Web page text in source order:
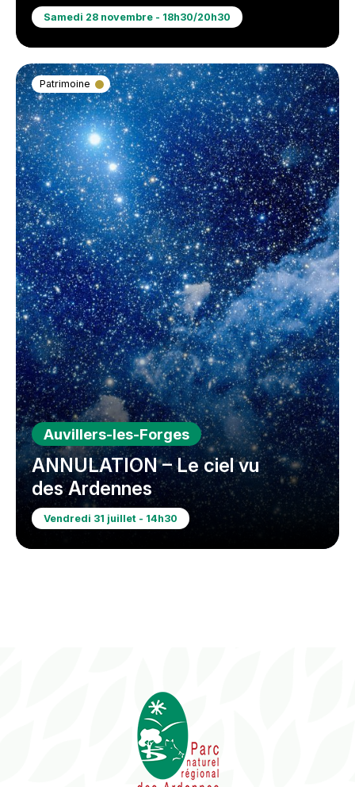
Samedi 28 novembre - 18h30/20h30
Patrimoine
Auvillers-les-Forges
ANNULATION – Le ciel vu
des Ardennes
Vendredi 31 juillet - 14h30